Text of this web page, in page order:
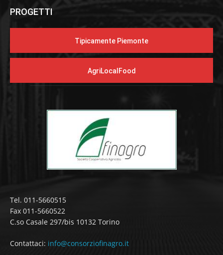
PROGETTI
Tipicamente Piemonte
AgriLocalFood
Tel. 011-5660515
Fax 011-5660522
C.so Casale 297/bis 10132 Torino
Contattaci: info@consorziofinagro.it